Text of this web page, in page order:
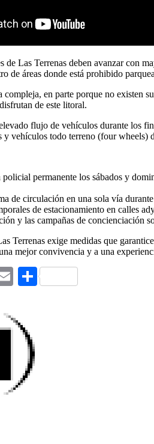
de Las Terrenas deben avanzar con
de áreas donde está prohibido
compleja, en parte porque no existen
de este litoral.
flujo de vehículos durante los
vehículos todo terreno (four wheels)
permanente los sábados y
de circulación en una sola vía
de estacionamiento en calles
y las campañas de concienciación
Terrenas exige medidas que
mejor convivencia y a una
EmailCompartir